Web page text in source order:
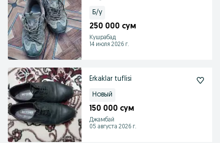
Б/у
250 000 сум
Кушрабад
14 июля 2026 г.
Erkaklar tuflisi
Новый
150 000 сум
Джамбай
05 августа 2026 г.